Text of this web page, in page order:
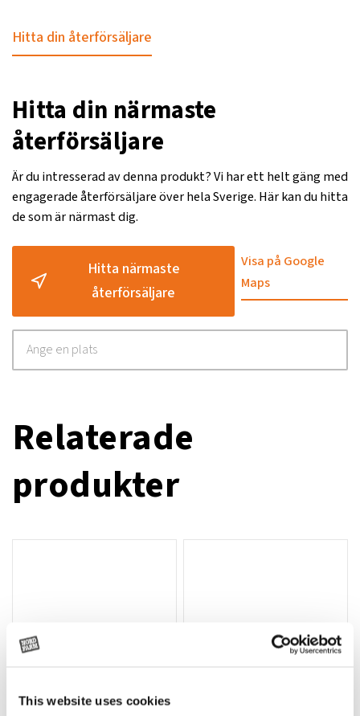
This website uses cookies
Hitta din återförsäljare
Hitta din närmaste
återförsäljare
Är du intresserad av denna produkt? Vi har ett helt gäng med
engagerade återförsäljare över hela Sverige. Här kan du hitta
de som är närmast dig.
Hitta närmaste
återförsäljare
Visa på Google
Maps
Relaterade
produkter